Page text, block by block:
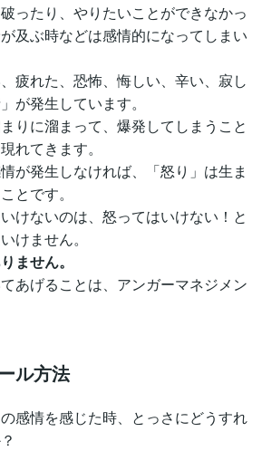
ったり、やりたいことができなかっ
及ぶ時などは感情的になってしまい
疲れた、恐怖、悔しい、辛い、寂し
が発生しています。
りに溜まって、爆発してしまうこと
れてきます。
が発生しなければ、「怒り」は生ま
とです。
けないのは、怒ってはいけない！と
けません。
ません。
あげることは、アンガーマネジメン
ル方法
感情を感じた時、とっさにどうすれ